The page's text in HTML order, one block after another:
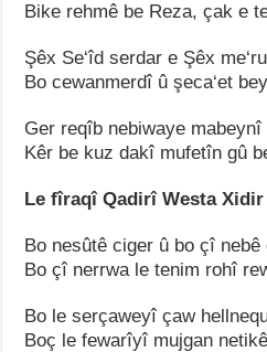
Bike rehmê be Reza, çak e
Şêx Se‘îd serdar e Şêx
Bo cewanmerdî û şeca‘et
Ger reqîb nebiwaye
Kêr be kuz dakî mufetîn gû
Le fîraqî Qadirî Westa Xidir
Bo nesûtê ciger û bo çî nebê
Bo çî nerrwa le tenim rohî
Bo le serçaweyî çaw
Boç le fewarîyî mujgan